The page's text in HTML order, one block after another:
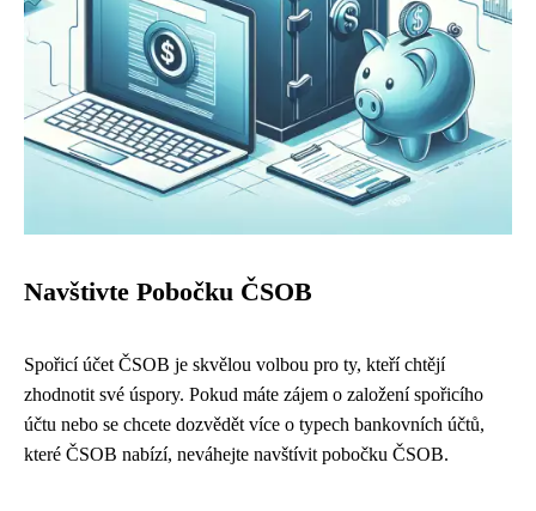
Navštivte Pobočku ČSOB
Spořicí účet ČSOB je skvělou volbou pro ty, kteří chtějí
zhodnotit své úspory. Pokud máte zájem o založení spořicího
účtu nebo se chcete dozvědět více o typech bankovních účtů,
které ČSOB nabízí, neváhejte navštívit pobočku ČSOB.